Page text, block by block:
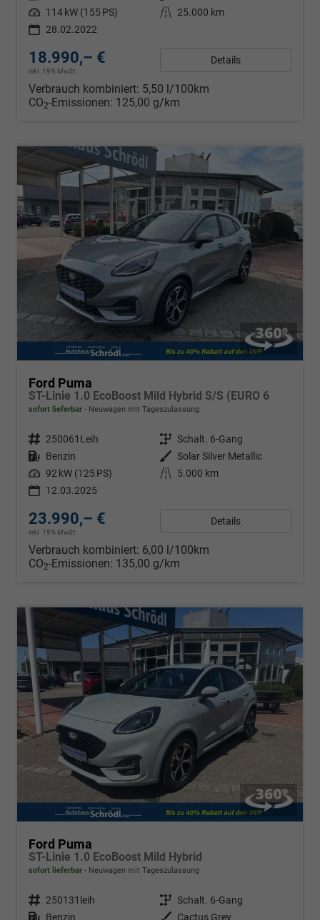
Leistung 114 kW (155 PS) Kilometerstand
25.000 km
28.02.2022
18.990,– €
inkl. 19% MwSt.
Details
Verbrauch kombiniert: 5,50 l/100km
CO2-Emissionen: 125,00 g/km
Ford Puma
ST-Linie 1.0 EcoBoost Mild Hybrid S/S (EURO 6
sofort lieferbar Neuwagen mit Tageszulassung
Fahrzeugnr. 250061Leih Getriebe Schalt. 6-Gang
Kraftstoff Benzin Außenfarbe Solar Silver Metallic
Leistung 92 kW (125 PS) Kilometerstand
5.000 km
12.03.2025
23.990,– €
inkl. 19% MwSt.
Details
Verbrauch kombiniert: 6,00 l/100km
CO2-Emissionen: 135,00 g/km
Ford Puma
ST-Linie 1.0 EcoBoost Mild Hybrid
sofort lieferbar Neuwagen mit Tageszulassung
Fahrzeugnr. 250131leih Getriebe Schalt. 6-Gang
Kraftstoff Benzin Außenfarbe Cactus Grey